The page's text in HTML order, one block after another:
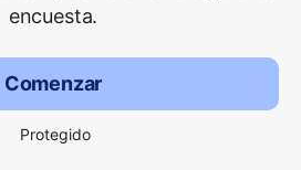
encuesta.
Comenzar
Protegido